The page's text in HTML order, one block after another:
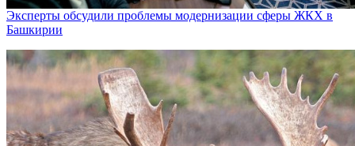
Эксперты обсудили проблемы модернизации сферы ЖКХ в
Башкирии